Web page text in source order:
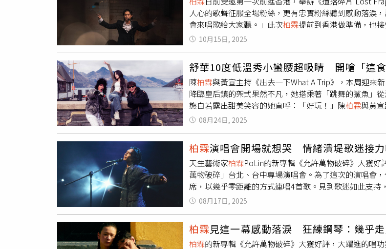
民的歡呼與喝采，以熱血激昂的歌曲，炒熱年夜飯桌上
《WE ARE》舞台的徐懷鈺，攜手日本神祕嘉賓，帶來
色。戴愛玲則與畢書盡獻唱經典對唱曲〈志明與春嬌〉
場遊戲一場夢〉，勾起個人成長記憶。此外，金智娟演
殺；黃偉晉挑戰〈陰天〉與畢業歌〈祝你一路順風〉；
人心的歌聲征服全場粉絲，更有忠實粉絲聽到感動落淚
會來唱歌給大家聽。」此次柏霖提前到香港做準備，也
的問題，對他的歌曲比較陌生，沒想到電台的DJ不只常
聽了之後直呼
「大家好，很開心在這邊跟大家見面，很喜歡吃叉燒包
彈自唱，展現多元音樂才華，也特別演唱在《聲林之王
的父母也開心隨行，尤其爸爸是第一次到香港，笑說：
10月15日, 2025
舒華10度低溫秀小蠻腰超吸睛 開嗆「這
陳柏霖與黃宣主持《出去一下What A Trip》，本周迎來
降臨皇后鎮的架式果然不凡，她搭乘著「跳舞的鯊魚」
態自若露出甜美笑容的她直呼：「好玩！」陳柏霖與黃
僅有10度的氣溫下只穿著薄針織外套、白上衣、牛仔褲
的冰淇淋。（圖／出去一下提供）首次來到皇后鎮，舒
亮了！」三人吃著冰淇淋欣賞湖景，閒聊話題從星座講
式料理，中式就是一些小炒、家常菜。」同時她還爆料
叫：「不行！真的不行！」此言一出讓同樣討厭芋頭的陳
到舒華和陳柏霖一搭一唱地反對芋頭，愛芋派的黃宣只
考驗要前往南島之前，陳
讚美黃宣「不只是音樂人
當下，快樂就好，但不要造成別人的麻煩。」
08月24日, 2025
柏霖演唱會開場就想哭 情緒潰堤歌迷接
天生藝術家柏霖PoLin的新專輯《允許萬物破碎》大獲
萬物破碎」台北、台中專場演唱會。為了這次的演唱會
席，以幾乎零距離的方式連唱4首歌。見到歌迷如此支持
哭到唱不下去，由歌迷全力接唱，讓他非常感謝歌迷應
默
悠揚的歌聲和琴音畫破序幕，曲畢
柏霖
琴，帶起全場高漲的情緒，接著他拿起吉他自彈自唱演
場的觀眾，感性的他第一句話竟是帶著哽咽的「好想哭
08月17日, 2025
柏霖見這一幕感動落淚 狂練鋼琴：幾乎
柏霖的新專輯《允許萬物破碎》大獲好評，大躍進的唱